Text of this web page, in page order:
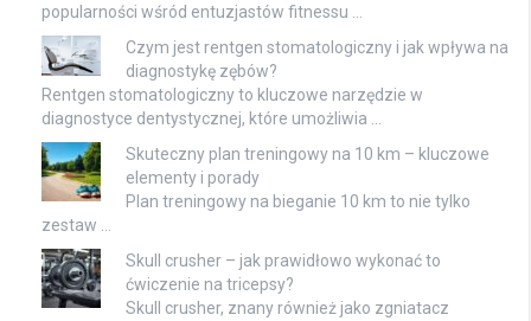
popularności wśród entuzjastów fitnessu …
Czym jest rentgen stomatologiczny i jak wpływa na
diagnostykę zębów?
Rentgen stomatologiczny to kluczowe narzędzie w
diagnostyce dentystycznej, które umożliwia …
Skuteczny plan treningowy na 10 km – kluczowe
elementy i porady
Plan treningowy na bieganie 10 km to nie tylko
zestaw …
Skull crusher – jak prawidłowo wykonać to
ćwiczenie na tricepsy?
Skull crusher, znany również jako zgniatacz